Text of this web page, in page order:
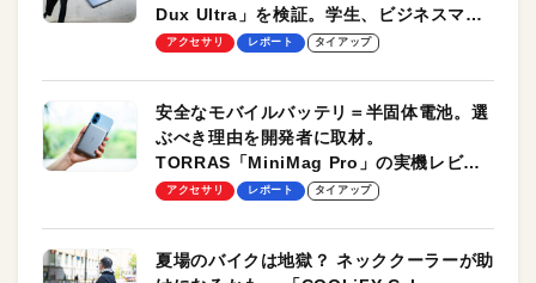
Dux Ultra」を検証。学生、ビジネスマン
のモバイルユースに最適！
アクセサリ レポート タイアップ
安全なモバイルバッテリ＝半固体電池。選
ぶべき理由を開発者に取材。
TORRAS「MiniMag Pro」の実機レビュ
ーも
アクセサリ レポート タイアップ
夏場のバイクは地獄？ ネッククーラーが助